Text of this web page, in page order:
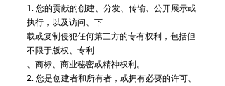
1. 您的贡献的创建、分发、传输、公开展示或
执行，以及访问、下
载或复制侵犯任何第三方的专有权利，包括但
不限于版权、专利
、商标、商业秘密或精神权利。
2. 您是创建者和所有者，或拥有必要的许可、